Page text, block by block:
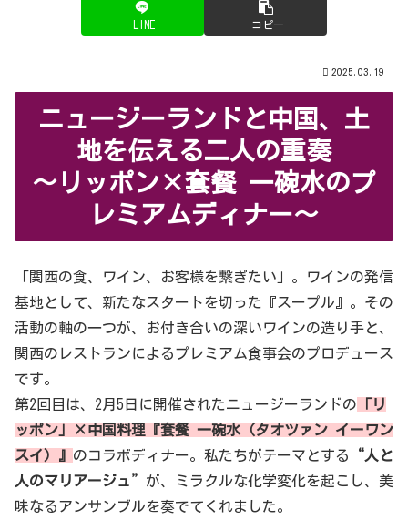
LINE コピー
2025.03.19
ニュージーランドと中国、土
地を伝える二人の重奏
～リッポン×套餐 一碗水のプ
レミアムディナー～
「関西の食、ワイン、お客様を繋ぎたい」。ワインの発信
基地として、新たなスタートを切った『スープル』。その
活動の軸の一つが、お付き合いの深いワインの造り手と、
関西のレストランによるプレミアム食事会のプロデュース
です。
第2回目は、2月5日に開催されたニュージーランドの 「リ
ッポン」×中国料理『套餐 一碗水（タオツァン イーワン
スイ）』 のコラボディナー。私たちがテーマとする
“人と
人のマリアージュ” が、ミラクルな化学変化を起こし、美
味なるアンサンブルを奏でてくれました。